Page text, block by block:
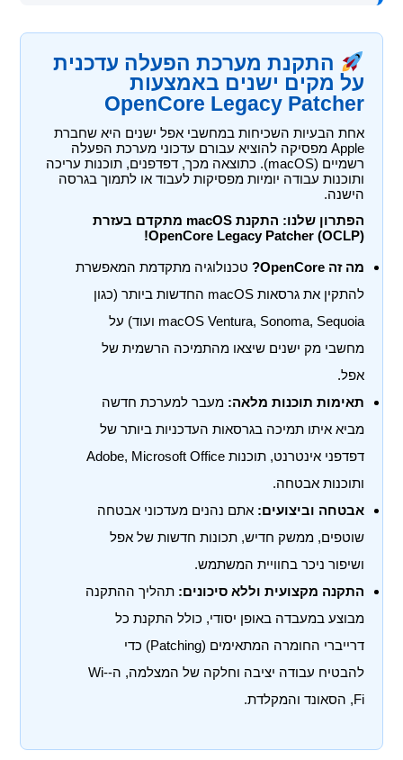
התקנת מערכת הפעלה עדכנית
על מקים ישנים באמצעות
OpenCore Legacy Patcher
אחת הבעיות השכיחות במחשבי אפל ישנים היא שחברת
Apple מפסיקה להוציא עבורם עדכוני מערכת הפעלה
רשמיים (macOS). כתוצאה מכך, דפדפנים, תוכנות עריכה
ותוכנות עבודה יומיות מפסיקות לעבוד או לתמוך בגרסה
הישנה.
הפתרון שלנו: התקנת macOS מתקדם בעזרת
OpenCore Legacy Patcher (OCLP)!
מה זה OpenCore?
טכנולוגיה מתקדמת המאפשרת
להתקין את גרסאות macOS החדשות ביותר (כגון
macOS Ventura, Sonoma, Sequoia ועוד) על
מחשבי מק ישנים שיצאו מהתמיכה הרשמית של
אפל.
תאימות תוכנות מלאה: מעבר למערכת חדשה
מביא איתו תמיכה בגרסאות העדכניות ביותר של
דפדפני אינטרנט, תוכנות Adobe, Microsoft Office
ותוכנות אבטחה.
אבטחה וביצועים: אתם נהנים מעדכוני אבטחה
שוטפים, ממשק חדיש, תכונות חדשות של אפל
ושיפור ניכר בחוויית המשתמש.
התקנה מקצועית וללא סיכונים: תהליך ההתקנה
מבוצע במעבדה באופן יסודי, כולל התקנת כל
דרייברי החומרה המתאימים (Patching) כדי
להבטיח עבודה יציבה וחלקה של המצלמה, ה-Wi-
Fi, הסאונד והמקלדת.